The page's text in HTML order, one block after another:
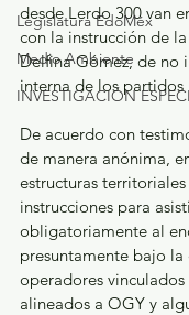
Legislatura EdoMéx
Medio Ambiente
INVESTIGACIÓN
desde Lerdo 300 van
con la instrucción de
Delfina Gómez, de no
interna de los
De acuerdo con
de manera anónima,
estructuras
instrucciones para
obligatoriamente al
presuntamente bajo
operadores
alineados a OGY y